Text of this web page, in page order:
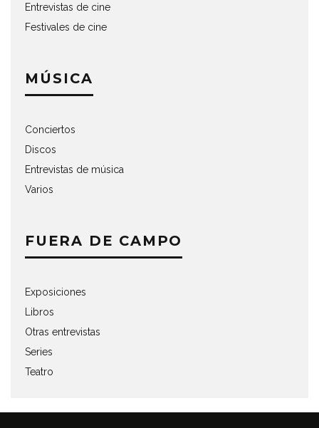
Entrevistas de cine
Festivales de cine
MÚSICA
Conciertos
Discos
Entrevistas de música
Varios
FUERA DE CAMPO
Exposiciones
Libros
Otras entrevistas
Series
Teatro